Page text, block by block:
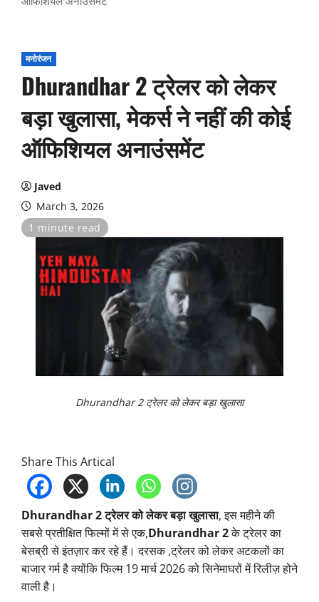
मनोरंजन
Dhurandhar 2 ट्रेलर को लेकर
बड़ा खुलासा, मेकर्स ने नहीं की कोई
ऑफिशियल अनाउंसमेंट
Javed
March 3, 2026
1 minute read
Dhurandhar 2 ट्रेलर को लेकर बड़ा खुलासा
Share This Artical
Dhurandhar 2 ट्रेलर को लेकर बड़ा खुलासा, इस महीने की
सबसे प्रतीक्षित फिल्मों में से एक,Dhurandhar 2के ट्रेलर का
बेसब्री से इंतज़ार कर रहे हैं। दरसक ,ट्रेलर को लेकर अटकलों का
बाजार गर्म है क्योंकि फिल्म 19 मार्च 2026 को सिनेमाघरों में रिलीज़ होने
वाली है।